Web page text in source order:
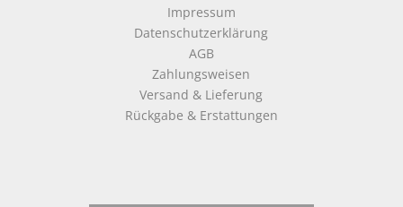
Impressum
Datenschutzerklärung
AGB
Zahlungsweisen
Versand & Lieferung
Rückgabe & Erstattungen